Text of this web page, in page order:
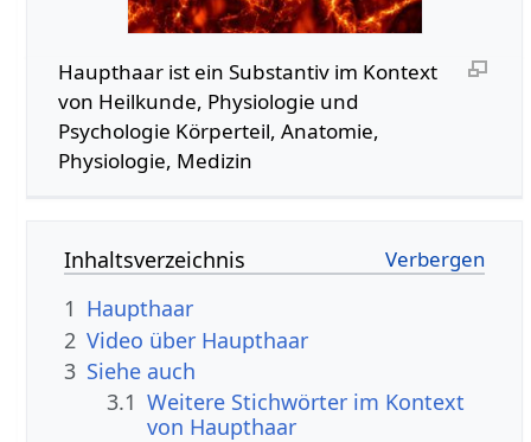
Haupthaar‏‎ ist ein Substantiv im Kontext
von Heilkunde, Physiologie und
Psychologie Körperteil, Anatomie,
Physiologie, Medizin
Inhaltsverzeichnis
1 Haupthaar
2
3 Siehe auch
3.1 Weitere Stichwörter im Kontext